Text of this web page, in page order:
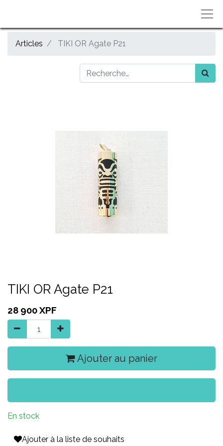
Articles TIKI OR Agate P21
TIKI OR Agate P21
28 900XPF
Ajouter au panier
En stock
Ajouter à la liste de souhaits